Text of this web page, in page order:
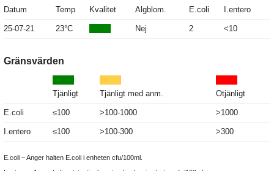
Datum Temp Kvalitet Algblom. E.coli I.entero
25-07-21 23°C Nej 2 <10
Gränsvärden
Tjänligt Tjänligt med anm. Otjänligt
E.coli ≤100 >100-1000 >1000
I.entero ≤100 >100-300 >300
E.coli – Anger halten E.coli i enheten cfu/100ml.